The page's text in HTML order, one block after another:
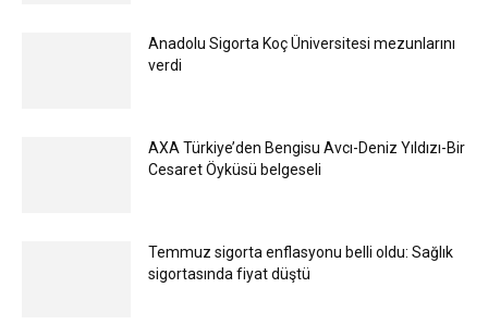
Anadolu Sigorta Koç Üniversitesi mezunlarını
verdi
AXA Türkiye’den Bengisu Avcı-Deniz Yıldızı-Bir
Cesaret Öyküsü belgeseli
Temmuz sigorta enflasyonu belli oldu: Sağlık
sigortasında fiyat düştü